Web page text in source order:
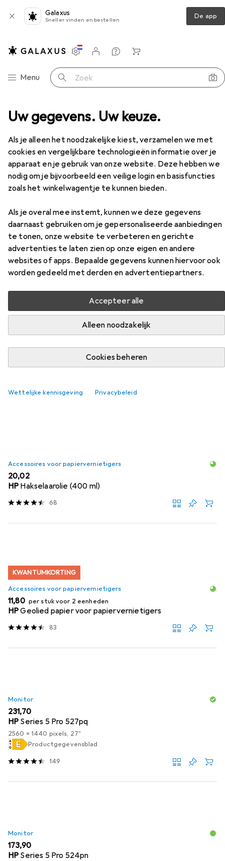
Uw gegevens. Uw keuze.
Als je alleen het noodzakelijke kiest, verzamelen we met
cookies en vergelijkbare technologieën informatie over je
apparaat en je gebruik van onze website. Deze hebben we
nodig om je bijvoorbeeld een veilige login en basisfuncties
zoals het winkelwagentje te kunnen bieden.
Als je overal mee instemt, kunnen we deze gegevens
daarnaast gebruiken om je gepersonaliseerde aanbiedingen
te tonen, onze website te verbeteren en gerichte
advertenties te laten zien op onze eigen en andere
websites of apps. Bepaalde gegevens kunnen hiervoor ook
worden gedeeld met derden en advertentiepartners.
Accepteer alle
Alleen noodzakelijk
Cookies beheren
Wettelijke kennisgeving Privacybeleid
Galaxus
Sneller vinden en bestellen De app
Categorie navigatie
Menu Zoek op
Instellingen
Klantenaccount
Produktvergelijking
Verlanglijstje
Winkelmandje
Papiervernietiger HP Pro Hakselaar 10MC
EUR
246,16
HP Pro Hakselaar 10MC
Microcut
Accessoires voor HP Pro
Hakselaar 10MC
Vind passende accessoires voor de HP Pro Hakselaar
10MC uit de categorieën Accessoires voor
papiervernietigers, Monitor en Docking station + USB-
hub.
Accessoires voor papiervernietigers
EUR
20,02
HP Hakselaarolie (400 ml)
68
KWANTUMKORTING
Accessoires voor papiervernietigers
EUR
11,80 per stuk voor 2 eenheden
HPGeolied papier voor papiervernietigers
83
Monitor
EUR
231,70
HP Series 5 Pro 527pq
2560 x 1440 pixels, 27"
Productgegevensblad
149
Monitor
EUR
173,90
HP Series 5 Pro 524pn